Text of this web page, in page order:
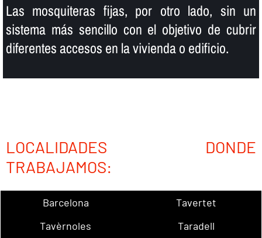
Las mosquiteras fijas, por otro lado, sin un
sistema más sencillo con el objetivo de cubrir
diferentes accesos en la vivienda o edificio.
LOCALIDADES DONDE
TRABAJAMOS:
Barcelona
Tavertet
Tavèrnoles
Taradell